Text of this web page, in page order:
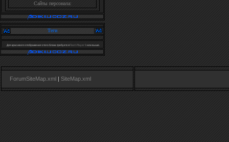
Сайты персонала:
Теги
Для красивого отображения этого блока требуетсяFlash Player 9или выше.
ForumSiteMap.xml | SiteMap.xml